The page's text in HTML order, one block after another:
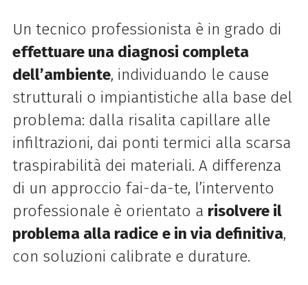
Un tecnico professionista è in grado di
effettuare una diagnosi completa
dell’ambiente, individuando le cause
strutturali o impiantistiche alla base del
problema: dalla risalita capillare alle
infiltrazioni, dai ponti termici alla scarsa
traspirabilità dei materiali. A differenza
di un approccio fai-da-te, l’intervento
professionale è orientato a risolvere il
problema alla radice e in via definitiva,
con soluzioni calibrate e durature.